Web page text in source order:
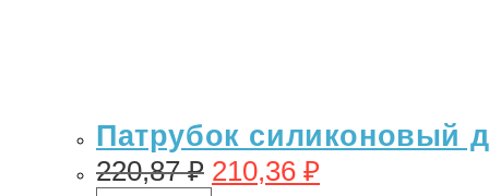
Патрубок силиконовый
220,87₽ 210,36 ₽